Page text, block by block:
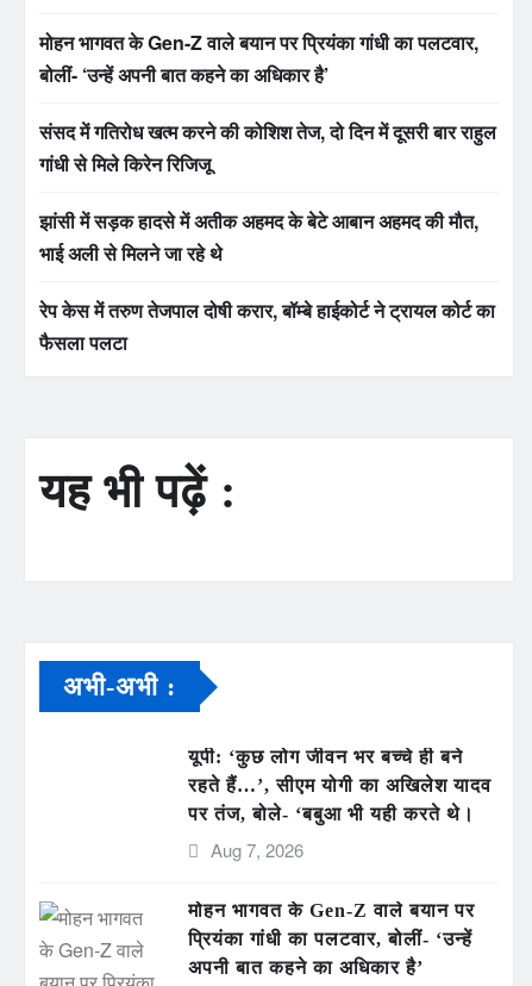
मोहन भागवत के Gen-Z वाले बयान पर प्रियंका गांधी का पलटवार,
बोलीं- ‘उन्हें अपनी बात कहने का अधिकार है’
संसद में गतिरोध खत्म करने की कोशिश तेज, दो दिन में दूसरी बार राहुल
गांधी से मिले किरेन रिजिजू
झांसी में सड़क हादसे में अतीक अहमद के बेटे आबान अहमद की मौत,
भाई अली से मिलने जा रहे थे
रेप केस में तरुण तेजपाल दोषी करार, बॉम्बे हाईकोर्ट ने ट्रायल कोर्ट का
फैसला पलटा
यह भी पढ़ें :
अभी-अभी :
यूपी: ‘कुछ लोग जीवन भर बच्चे ही बने
रहते हैं…’, सीएम योगी का अखिलेश यादव
पर तंज, बोले- ‘बबुआ भी यही करते थे।
Aug 7, 2026
मोहन भागवत के Gen-Z वाले बयान पर
प्रियंका गांधी का पलटवार, बोलीं- ‘उन्हें
अपनी बात कहने का अधिकार है’